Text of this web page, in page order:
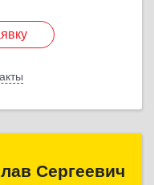
Сергеевич